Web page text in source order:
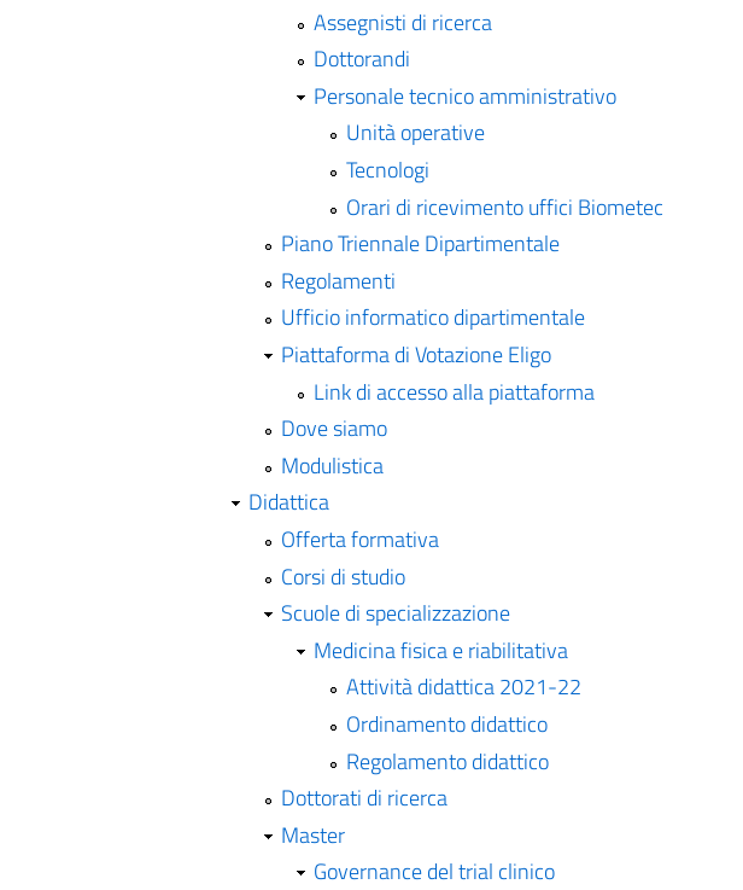
Assegnisti di ricerca
Dottorandi
Personale tecnico amministrativo
Unità operative
Tecnologi
Orari di ricevimento uffici Biometec
Piano Triennale Dipartimentale
Regolamenti
Ufficio informatico dipartimentale
Piattaforma di Votazione Eligo
Link di accesso alla piattaforma
Dove siamo
Modulistica
Didattica
Offerta formativa
Corsi di studio
Scuole di specializzazione
Medicina fisica e riabilitativa
Attività didattica 2021-22
Ordinamento didattico
Regolamento didattico
Dottorati di ricerca
Master
Governance del trial clinico